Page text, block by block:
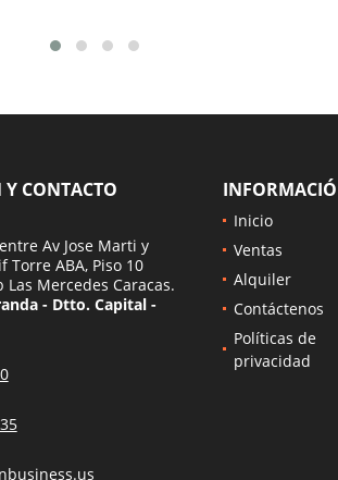
CONTACTO
Av Jose Marti y
Torre ABA, Piso 10
Las Mercedes Caracas.
- Dtto. Capital -
Inicio
Ventas
Alquiler
Contáctenos
Políticas de
privacidad